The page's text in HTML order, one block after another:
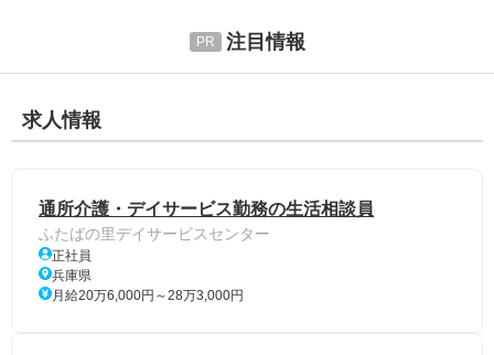
注目情報
求人情報
通所介護・デイサービス勤務の生活相談員
ふたばの里デイサービスセンター
正社員
兵庫県
月給20万6,000円～28万3,000円